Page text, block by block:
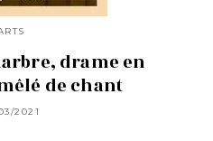
drame en
de chant
2021